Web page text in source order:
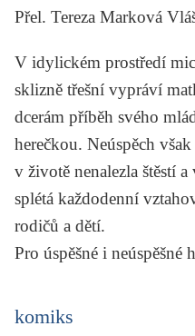
Přel. Tereza Marková
V idylickém prostředí
sklizně třešní vypráví
dcerám příběh svého
herečkou. Neúspěch
v životě nenalezla štěstí
splétá každodenní
rodičů a dětí.
Pro úspěšné i neúspěšné
komiks